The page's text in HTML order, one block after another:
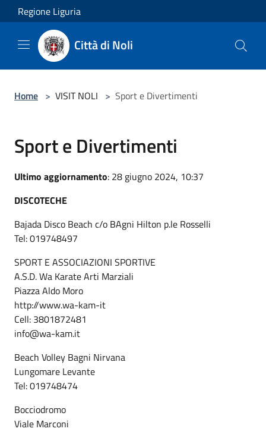
Salta al contenuto principale
Regione Liguria
Città di Noli
Home > VISIT NOLI > Sport e Divertimenti
Sport e Divertimenti
Ultimo aggiornamento: 28 giugno 2024, 10:37
DISCOTECHE
Bajada Disco Beach c/o BAgni Hilton p.le Rosselli
Tel: 019748497
SPORT E ASSOCIAZIONI SPORTIVE
A.S.D. Wa Karate Arti Marziali
Piazza Aldo Moro
http://www.wa-kam-it
Cell: 3801872481
info@wa-kam.it
Beach Volley Bagni Nirvana
Lungomare Levante
Tel: 019748474
Bocciodromo
Viale Marconi